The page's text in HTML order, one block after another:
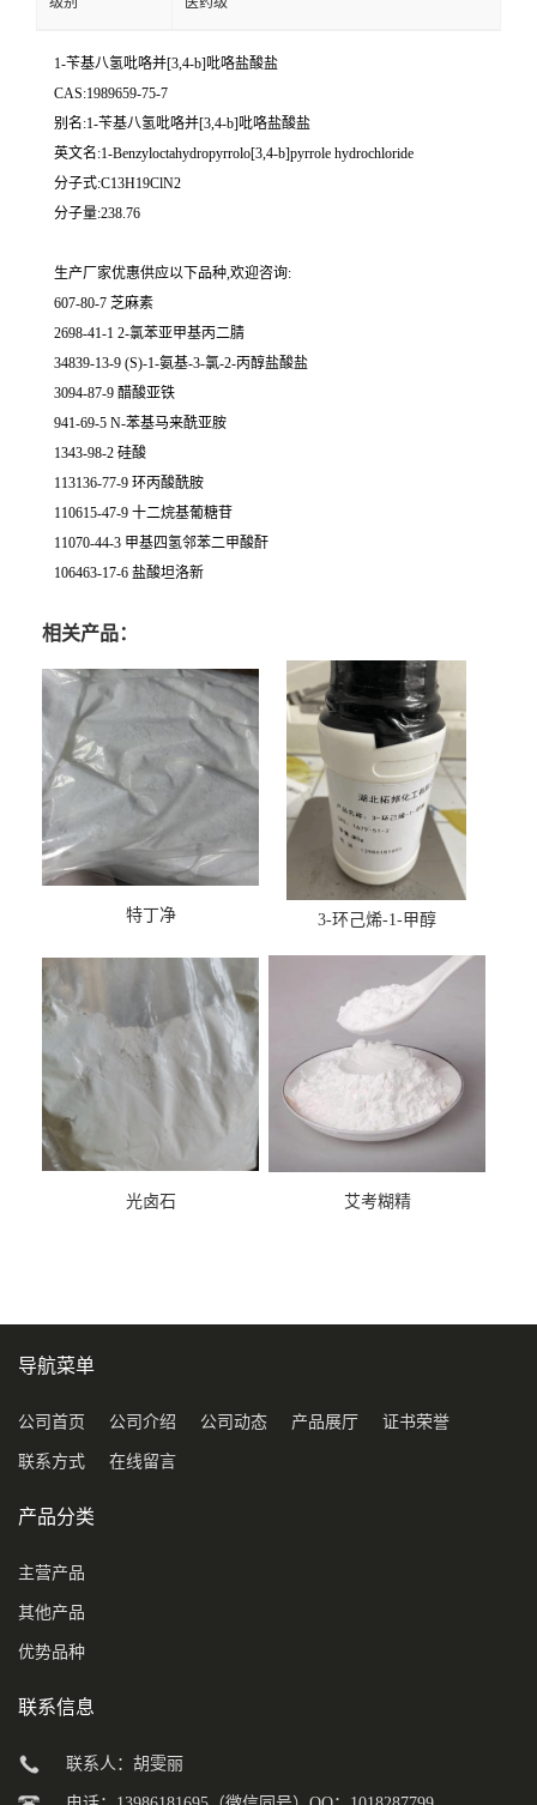
1-苄基八氢吡咯并[3,4-b]吡咯盐酸盐
CAS:1989659-75-7
别名:1-苄基八氢吡咯并[3,4-b]吡咯盐酸盐
英文名:1-Benzyloctahydropyrrolo[3,4-b]pyrrole hydrochloride
分子式:C13H19ClN2
分子量:238.76
生产厂家优惠供应以下品种,欢迎咨询:
607-80-7 芝麻素
2698-41-1 2-氯苯亚甲基丙二腈
34839-13-9 (S)-1-氨基-3-氯-2-丙醇盐酸盐
3094-87-9 醋酸亚铁
941-69-5 N-苯基马来酰亚胺
1343-98-2 硅酸
113136-77-9 环丙酸酰胺
110615-47-9 十二烷基葡糖苷
11070-44-3 甲基四氢邻苯二甲酸酐
106463-17-6 盐酸坦洛新
相关产品：
特丁净 3-环己烯-1-甲醇
光卤石 艾考糊精
导航菜单
公司首页 公司介绍 公司动态 产品展厅 证书荣誉
联系方式 在线留言
产品分类
主营产品
其他产品
优势品种
联系信息
联系人：胡雯丽